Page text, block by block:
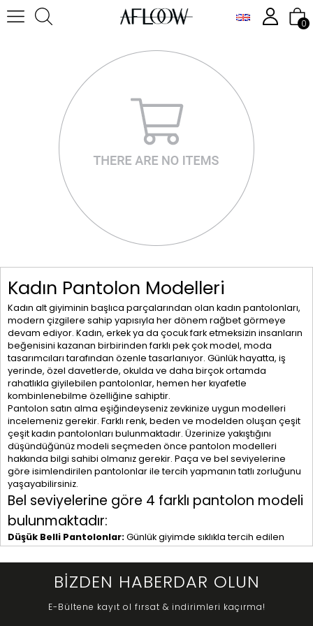
0
Kadın Pantolon Modelleri
Kadın alt giyiminin başlıca parçalarından olan kadın pantolonları,
modern çizgilere sahip yapısıyla her dönem rağbet görmeye
devam ediyor. Kadın, erkek ya da çocuk fark etmeksizin insanların
beğenisini kazanan birbirinden farklı pek çok model, moda
tasarımcıları tarafından özenle tasarlanıyor. Günlük hayatta, iş
yerinde, özel davetlerde, okulda ve daha birçok ortamda
rahatlıkla giyilebilen pantolonlar, hemen her kıyafetle
kombinlenebilme özelliğine sahiptir.
Pantolon satın alma eşiğindeyseniz zevkinize uygun modelleri
incelemeniz gerekir. Farklı renk, beden ve modelden oluşan çeşit
çeşit kadın pantolonları bulunmaktadır. Üzerinize yakıştığını
düşündüğünüz modeli seçmeden önce pantolon modelleri
hakkında bilgi sahibi olmanız gerekir. Paça ve bel seviyelerine
göre isimlendirilen pantolonlar ile tercih yapmanın tatlı zorluğunu
yaşayabilirsiniz.
Bel seviyelerine göre 4 farklı pantolon modeli
bulunmaktadır:
Düşük Belli Pantolonlar:Günlük giyimde sıklıkla tercih edilen
düşük belli pantolonlar, göbek seviyesinin aşağısında olan bir
tasarıma sahiptir. Mevsim fark etmeksizin yılın her döneminde
giyilebilen düşük belli pantolonlar, vücudunuzun kalça bölümünü
ön plana çıkaran modellerdir. Dolayısıyla, pantolonunuza uygun
unutmayın.
BİZDEN HABERDAR OLUN
E-Bültene kayıt ol fırsat & indirimleri kaçırma!